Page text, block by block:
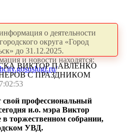
о деятельности
округа «Город
до 31.12.2025.
и новости находятся:
ВИКТОР ПАВЛЕНКО
С ПРАЗДНИКОМ
профессиональный
и.о. мэра Виктор
торжественном собрании,
УВД.